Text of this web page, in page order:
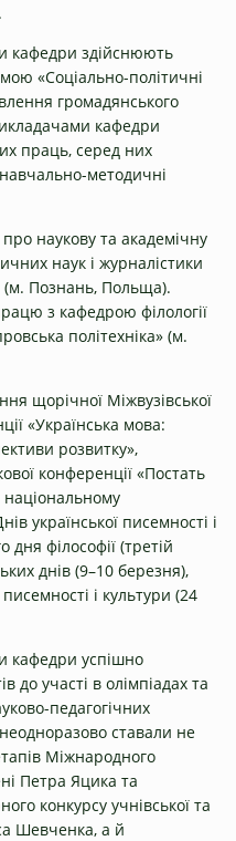
кафедри здійснюють
«Соціально-політичні
громадянського
кафедри
праць, серед них
навчально-методичні
наукову та академічну
наук і журналістики
(м. Познань, Польща).
з кафедрою філології
політехніка» (м.
щорічної Міжвузівської
«Українська мова:
розвитку»,
конференції «Постать
української писемності і
дня філософії (третій
днів (9–10 березня),
і культури (24
кафедри успішно
до участі в олімпіадах та
педагогічних
ставали не
Міжнародного
Петра Яцика та
конкурсу учнівської та
Шевченка, а й